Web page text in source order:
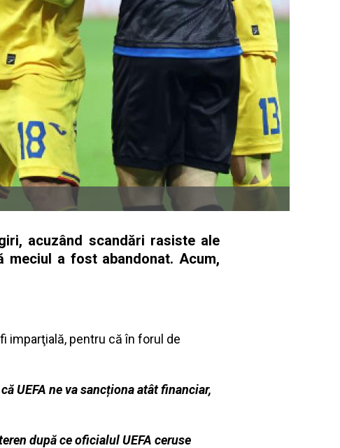
acuzând scandări rasiste ale
meciul a fost abandonat. Acum,
imparţială, pentru că în forul de
UEFA ne va sancționa atât financiar,
după ce oficialul UEFA ceruse